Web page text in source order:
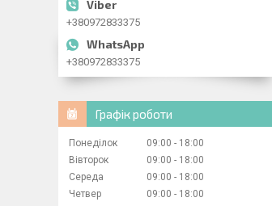
+380972833375
+380972833375
Графік роботи
Понеділок 09:00
18:00
Вівторок
09:00
18:00
Середа
09:00
18:00
Четвер
09:00
18:00